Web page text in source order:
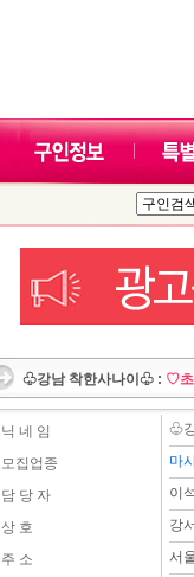
♧강남 착한사나이♧ : ♡초
닉 네 임
모집업종
담 당 자
상 호
주 소
♧
마
이
강
서